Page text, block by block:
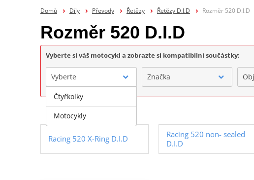
Domů Díly Převody Řetězy Řetězy D.I.D Rozměr 520 D.I.D
Rozměr 520 D.I.D
Vyberte si váš motocykl a zobrazte si kompatibilní součástky:
Vyberte Značka
Racing 520 X-Ring D.I.D
Racing 520 non- sealed
D.I.D
Čtyřkolky
Motocykly